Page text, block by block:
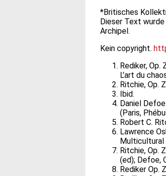
*Britisches
Dieser Text
Archipel.
Kein copyright.
Rediker, Op.
L’art du
Ritchie, Op.
Ibid.
Daniel
(Paris,
Robert C.
Lawrence
Multicultural
Ritchie, Op.
(ed); Defoe,
Rediker Op.